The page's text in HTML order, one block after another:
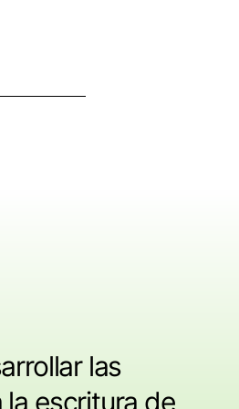
las
escritura de